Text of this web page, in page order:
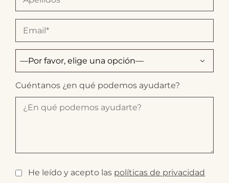
Cuéntanos ¿en qué podemos ayudarte?
He leído y acepto las políticas de privacidad